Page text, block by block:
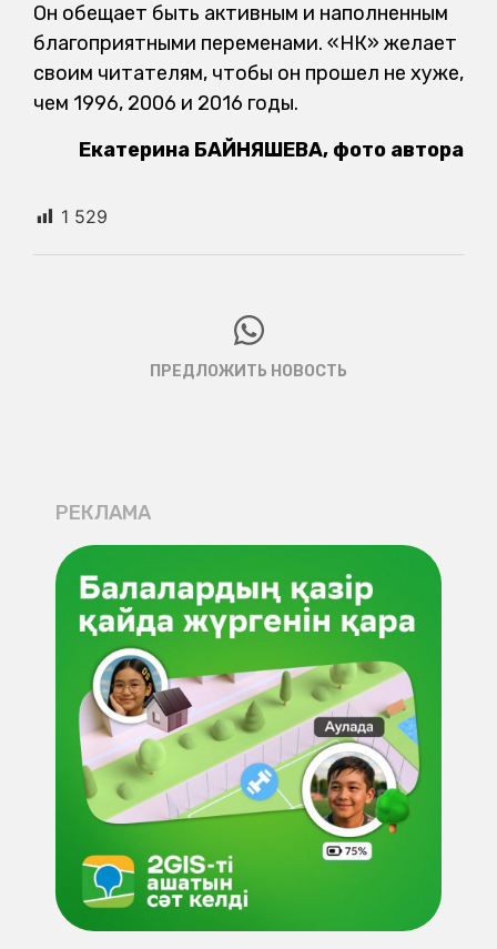
Он обещает быть активным и наполненным
благоприятными переменами. «НК» желает
своим читателям, чтобы он прошел не хуже,
чем 1996, 2006 и 2016 годы.
Екатерина БАЙНЯШЕВА, фото автора
1 529
ПРЕДЛОЖИТЬ НОВОСТЬ
РЕКЛАМА